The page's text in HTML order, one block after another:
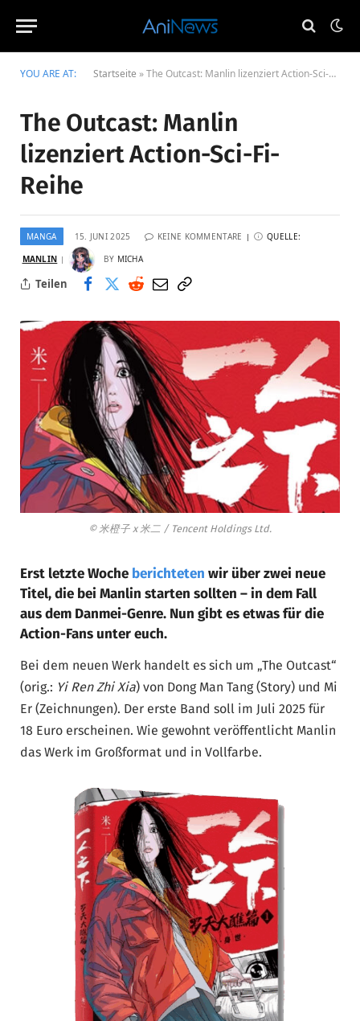
YOU ARE AT: Startseite »The Outcast: Manlin lizenziert Action-Sci-Fi-Reihe
The Outcast: Manlin
lizenziert Action-Sci-Fi-
Reihe
MANGA 15. JUNI 2025 KEINE KOMMENTARE
QUELLE:
MANLIN
BY MICHA
Teilen
© 米橙子 x 米二 / Tencent Holdings Ltd.
Erst letzte Woche berichteten wir über zwei neue
Titel, die bei Manlin starten sollten – in dem Fall
aus dem Danmei-Genre. Nun gibt es etwas für die
Action-Fans unter euch.
Bei dem neuen Werk handelt es sich um „The Outcast“
(orig.: Yi Ren Zhi Xia) von Dong Man Tang (Story) und Mi
Er (Zeichnungen). Der erste Band soll im Juli 2025 für
18 Euro erscheinen. Wie gewohnt veröffentlicht Manlin
das Werk im Großformat und in Vollfarbe.